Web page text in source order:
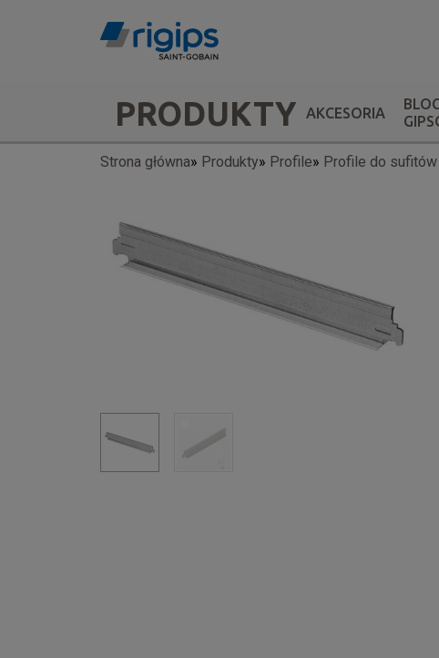
navigation
submenu
PRODUKTY AKCESORIA
Ścieżka
Strona główna Produkty Profile Profile do sufitów